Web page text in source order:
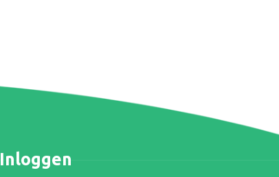
Inloggen